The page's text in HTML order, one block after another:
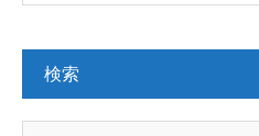
検索